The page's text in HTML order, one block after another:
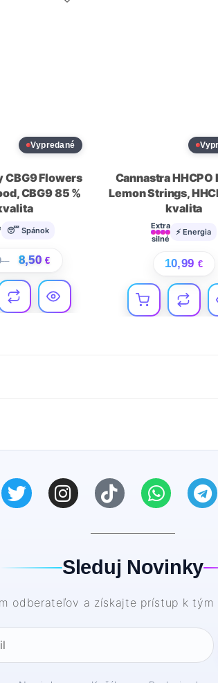
Vypredané
CBG9 Flowers
CBG9 85 %
😴 Spánok
€ 8,50€
Cannastra HHCPO
Lemon Strings,
kvalita
Extra
silné
⚡ Energia
10,99 €
Sleduj Novinky
odberateľov a získajte prístup k tým